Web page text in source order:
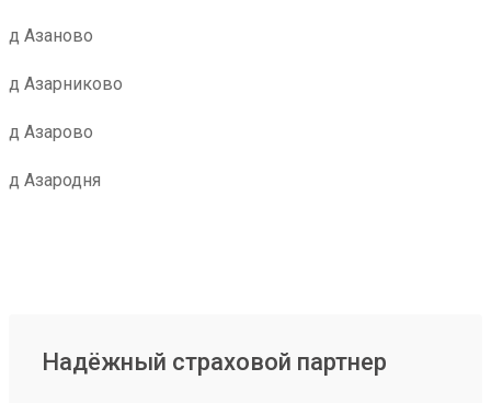
д Азаново
д Азарниково
д Азарово
д Азародня
Надёжный страховой партнер